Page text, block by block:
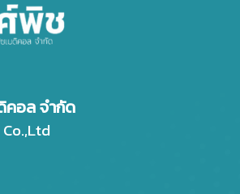
อล จำกัด